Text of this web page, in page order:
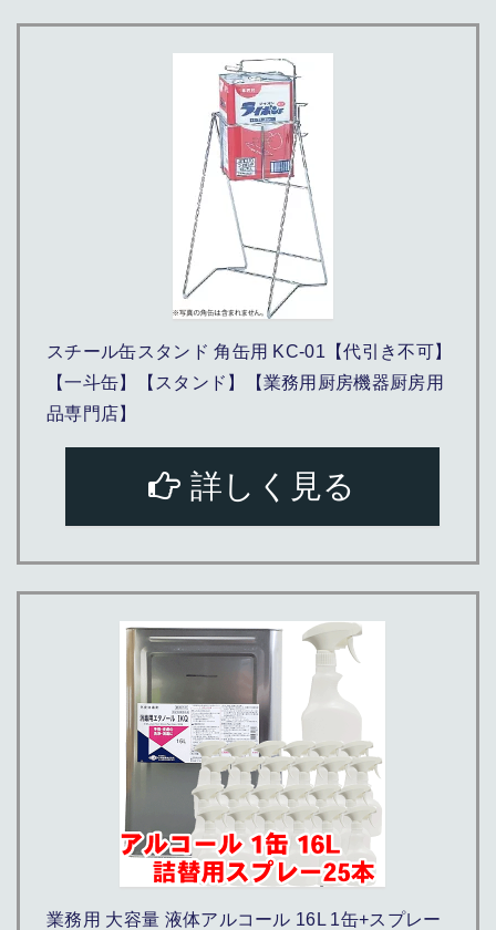
スチール缶スタンド 角缶用 KC-01【代引き不可】
【一斗缶】【スタンド】【業務用厨房機器厨房用
品専門店】
詳しく見る
業務用 大容量 液体アルコール 16L 1缶+スプレー